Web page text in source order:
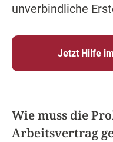
unverbindliche
Jetzt Hilfe
Wie muss die
Arbeitsvertrag